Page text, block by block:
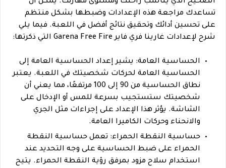
تساعدك مراجعة هذه الإعدادات وضبطها بشكل منتظم
على تحسين أدائك وتحقيق نتائج أفضل في اللعبة. فيما يلي
شرح لإعدادات غارينا فري فاير Garena Free Fire التي ذكرتها:
الحساسية العامة: يشير إعداد الحساسية العامة إلى
الحساسية العامة لحركات شخصيتك في اللعبة. يعتبر
نطاق الحساسية من 90 إلى 100 مرتفعًا، مما يعني أن
شخصيتك ستستجيب بسرعة للمس أو الإدخال على
الشاشة. يؤثر هذا الإعداد على إجراءات مثل الجري
والانحناء وحركات الكاميرا العامة.
حساسية النقطة الحمراء: تعمل حساسية النقطة
الحمراء على ضبط الحساسية على وجه التحديد عند
استخدام سلاح مزود بمرفق رؤية النقطة الحمراء. يتيح